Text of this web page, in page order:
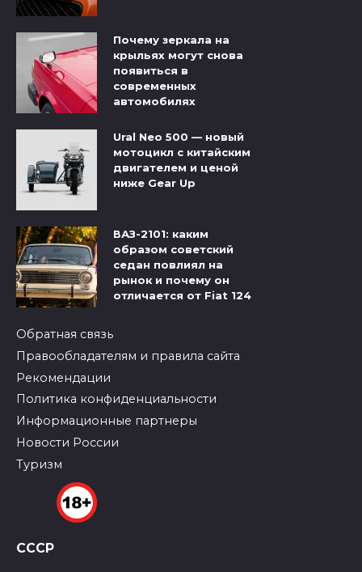
Почему зеркала на
крыльях могут снова
появиться в
современных
автомобилях
Ural Neo 500 — новый
мотоцикл с китайским
двигателем и ценой
ниже Gear Up
ВАЗ-2101: каким
образом советский
седан повлиял на
рынок и почему он
отличается от Fiat 124
Обратная связь
Правообладателям и правила сайта
Рекомендации
Политика конфиденциальности
Информационные партнеры
Новости России
Туризм
СССР